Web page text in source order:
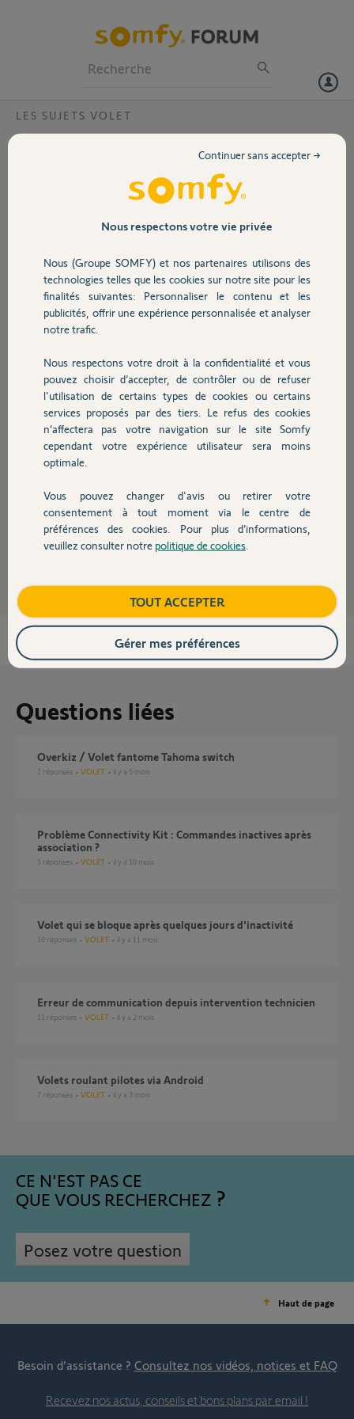
Volet
Sécurité
Domotique
Chauffage
Autres produits
Devis avec un pro
Contact
LES SUJETS VOLET
L'un de mes volets électriques ne réagit pas lorsque j'actionne ma
télécommande (centralis RTS). Je précise que la télécommande
fonctionne puisque le voyant rouge s'allume(la pile a été changée
récemment). D'où la panne peut-elle provenir?
Marie
il y a presque 12 ans
Participer au fil de discussion
Réponses
Bonjour Marie,
Il s'agit peut-être d'une déprogrammation. Ce volet est-il commandé par
une autre télécommande ? Cela fonctionne-t-il ?
Merci de bien vouloir tester les manipulations de cette vidéo :
Vidéo : SOMFY : Réglage d'un volet-roulant
Bonne Journée
Martial V. il y a presque 12 ans
Questions liées
Overkiz / Volet fantome Tahoma switch
2 réponses VOLET il y a 5 mois
Problème Connectivity Kit : Commandes inactives après
association ?
5 réponses VOLET il y a 10 mois
Volet qui se bloque après quelques jours d'inactivité
10 réponses VOLET il y a 11 mois
Erreur de communication depuis intervention technicien
11 réponses VOLET il y a 2 mois
Volets roulant pilotes via Android
7 réponses VOLET il y a 3 mois
CE N'EST PAS CE
QUE VOUS RECHERCHEZ
Posez votre question
Haut de page
Besoin d’assistance ? Consultez nos vidéos, notices et FAQ
Recevez nos actus, conseils et bons plans par email !
Nous respectons votre vie privée
Nous (Groupe SOMFY) et nos partenaires utilisons des
technologies telles que les cookies sur notre site pour les
finalités suivantes: Personnaliser le contenu et les
publicités, offrir une expérience personnalisée et analyser
notre trafic.
Nous respectons votre droit à la confidentialité et vous
pouvez choisir d’accepter, de contrôler ou de refuser
l'utilisation de certains types de cookies ou certains
services proposés par des tiers. Le refus des cookies
n’affectera pas votre navigation sur le site Somfy
cependant votre expérience utilisateur sera moins
optimale.
Vous pouvez changer d'avis ou retirer votre
consentement à tout moment via le centre de
préférences des cookies. Pour plus d’informations,
veuillez consulter notre politique de cookies
Continuer sans accepter →
TOUT ACCEPTER
Gérer mes préférences